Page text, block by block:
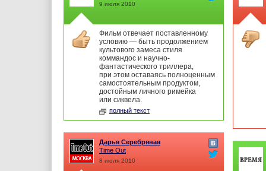
9 июля 2010
Фильм отвечает поставленному
условию — быть продолжением
культового замеса стиля
коммандос и научно-
фантастического триллера,
при этом оставаясь полноценным
самостоятельным продуктом,
достойным личного римейка
или сиквела.
полный текст
Дарья Серебряная
Time Out
8 июля 2010